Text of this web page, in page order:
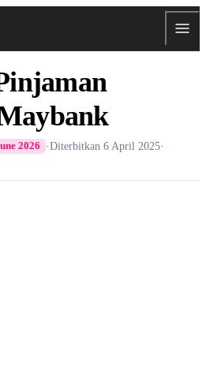
2026 ·Diterbitkan6 April 2025·